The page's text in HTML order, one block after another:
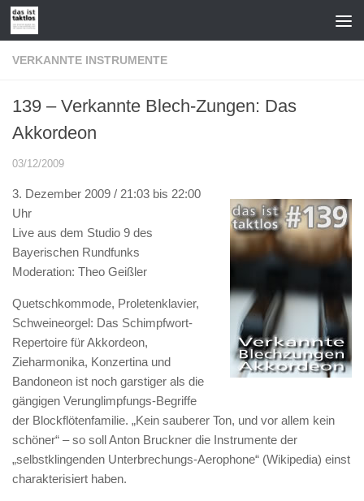
Zum Inhalt springen
VERKANNTE INSTRUMENTE
139 – Verkannte Blech-Zungen: Das
Akkordeon
03/12/2009
3. Dezember 2009 / 21:03 bis 22:00
Uhr
Live aus dem Studio 9 des
Bayerischen Rundfunks
Moderation: Theo Geißler
Quetschkommode, Proletenklavier,
Schweineorgel: Das Schimpfwort-
Repertoire für Akkordeon,
Zieharmonika, Konzertina und
Bandoneon ist noch garstiger als die
gängigen Verunglimpfungs-Begriffe
der Blockflötenfamilie. „Kein sauberer Ton, und vor allem kein
schöner“ – so soll Anton Bruckner die Instrumente der
„selbstklingenden Unterbrechungs-Aerophone“ (Wikipedia) einst
charakterisiert haben.